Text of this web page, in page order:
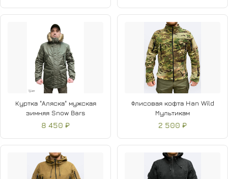
Куртка "Аляска" мужская
зимняя Snow Bars
8 450 ₽
Флисовая кофта Han Wild
Мультикам
2 500 ₽